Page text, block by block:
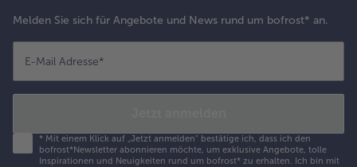
Melden Sie sich für Angebote und News rund um bofrost* an.
E-Mail Adresse*
* Mit einem Klick auf „Jetzt anmelden" bestätige ich, dass ich den
bofrost*Newsletter abonnieren möchte, um exklusive Angebote, tolle
Inspirationen und Neuigkeiten rund um bofrost* zu erhalten. Ich bin mit